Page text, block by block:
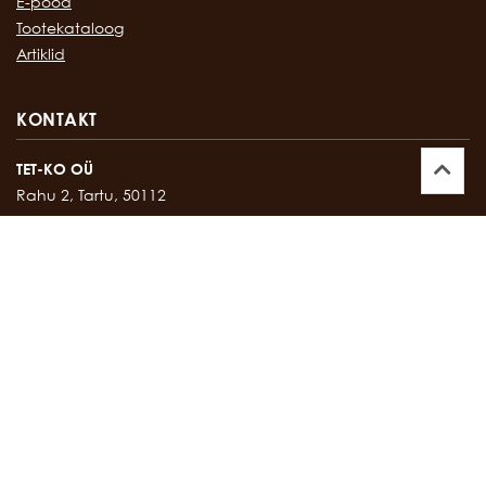
Tootekataloog
Artiklid
KONTAKT
TET-KO OÜ
Rahu 2, Tartu, 50112
Kontor:747 17 35